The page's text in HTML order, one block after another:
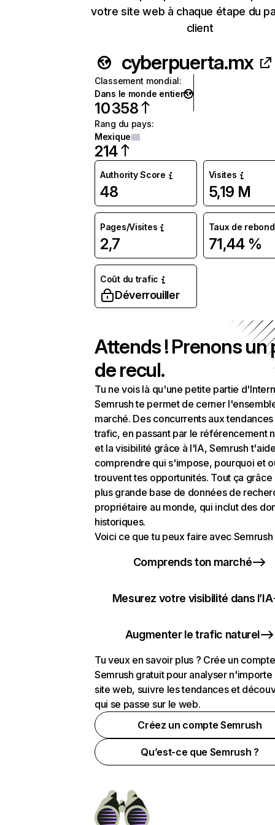
votre site web à chaque étape du
client
cyberpuerta.mx
Classement mondial:
Dans le monde entier
10 358
Rang du pays:
Mexique
214
Authority Score
48
Visites
5,19 M
Pages/Visites
2,7
Taux de rebond
71,44 %
Coût du trafic
Déverrouiller
Attends ! Prenons un
de recul.
Tu ne vois là qu'une petite partie
Semrush te permet de cerner
marché. Des concurrents aux
trafic, en passant par le référencement
et la visibilité grâce à l'IA, Semrush
comprendre qui s'impose, pourquoi et
trouvent tes opportunités. Tout ça grâce
plus grande base de données de
propriétaire au monde, qui inclut des
historiques.
Voici ce que tu peux faire avec Semrush
Comprends ton marché
Mesurez votre visibilité dans l’IA
Augmenter le trafic naturel
Tu veux en savoir plus ? Crée un compte
Semrush gratuit pour analyser n'importe
site web, suivre les tendances et
qui se passe sur le web.
Créez un compte Semrush
Qu’est-ce que Semrush ?